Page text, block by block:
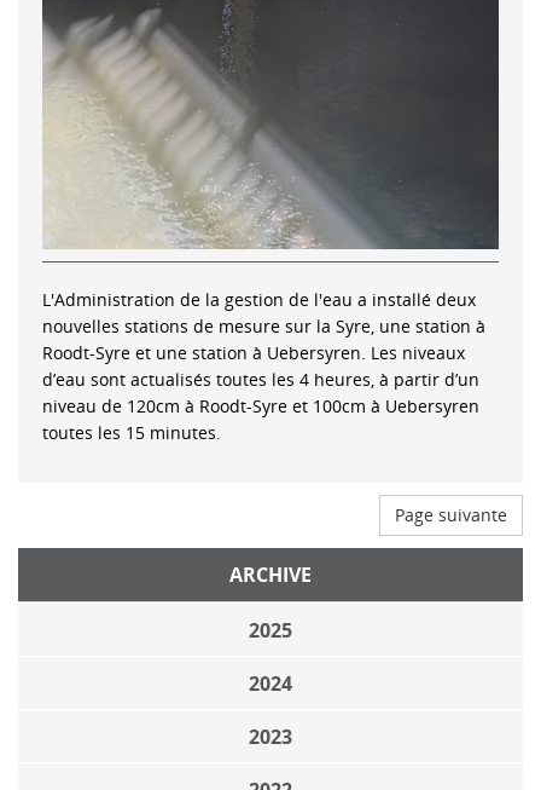
L'Administration de la gestion de l'eau a installé deux
nouvelles stations de mesure sur la Syre, une station à
Roodt-Syre et une station à Uebersyren. Les niveaux
d’eau sont actualisés toutes les 4 heures, à partir d’un
niveau de 120cm à Roodt-Syre et 100cm à Uebersyren
toutes les 15 minutes.
Page suivante
ARCHIVE
2025
2024
2023